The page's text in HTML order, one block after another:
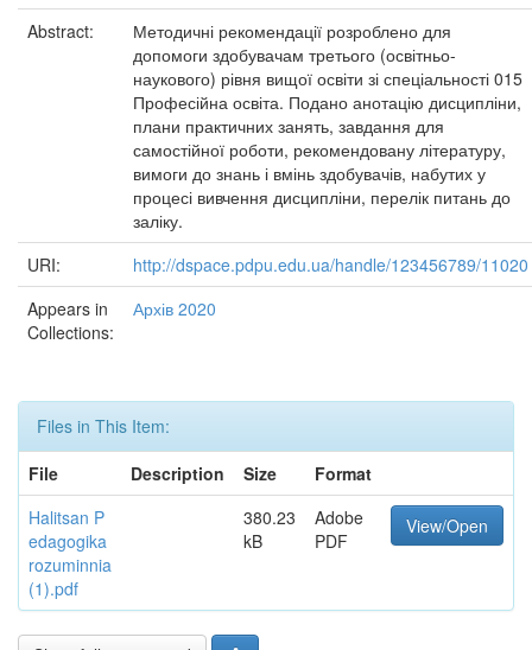
Abstract:
Методичні рекомендації розроблено для
допомоги здобувачам третього (освітньо-
наукового) рівня вищої освіти зі спеціальності 015
Професійна освіта. Подано анотацію дисципліни,
плани практичних занять, завдання для
самостійної роботи, рекомендовану літературу,
вимоги до знань і вмінь здобувачів, набутих у
процесі вивчення дисципліни, перелік питань до
заліку.
URI:
http://dspace.pdpu.edu.ua/handle/123456789/11020
Appears in
Collections:
Архів 2020
Files in This Item:
File
Description Size
Format
Halitsan P
edagogika
rozuminnia
(1).pdf
380.23
kB
Adobe
PDF
View/Open